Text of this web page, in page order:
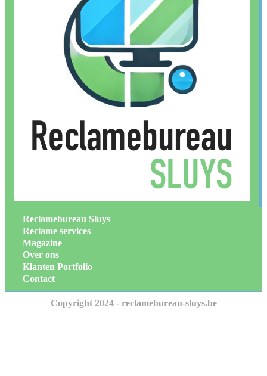
Reclamebureau Sluys
Reclame services
Magazine
Over ons
Klanten Portfolio
Contact
Copyright 2024 - reclamebureau-sluys.be